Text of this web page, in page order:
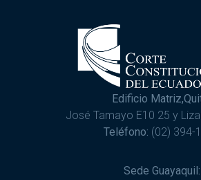
Edificio
José Tamayo E10 25 y
Teléfono: (02) 394-
Sede Guayaquil: